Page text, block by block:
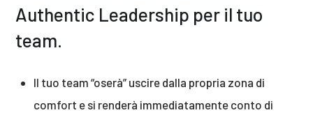
Authentic Leadership per il tuo
team.
Il tuo team “oserà” uscire dalla propria zona di
comfort e si renderà immediatamente conto di